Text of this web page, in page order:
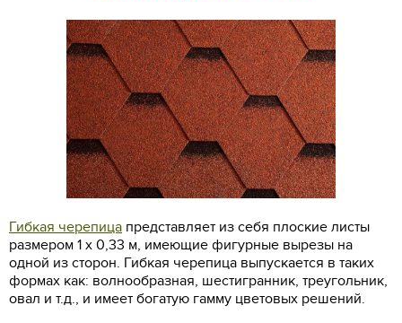
Гибкая черепица представляет из себя плоские листы
размером 1 х 0,33 м, имеющие фигурные вырезы на
одной из сторон. Гибкая черепица выпускается в таких
формах как: волнообразная, шестигранник, треугольник,
овал и т.д., и имеет богатую гамму цветовых решений.